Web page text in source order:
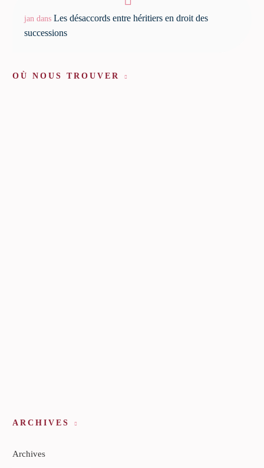
jan dans Les désaccords entre héritiers en droit des
successions
OÙ NOUS TROUVER
ARCHIVES
Archives